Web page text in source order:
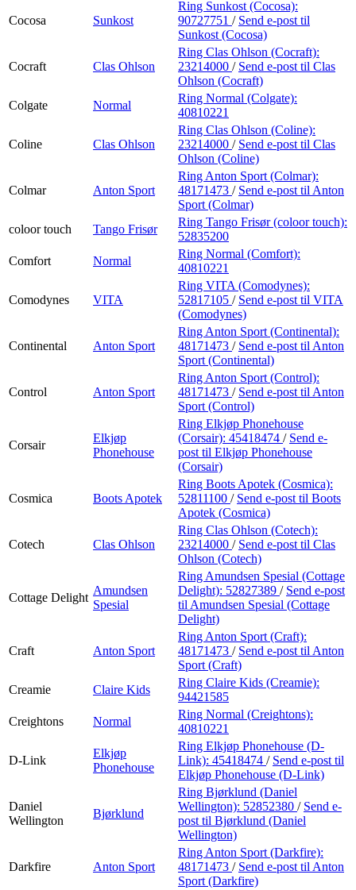
Cocosa Sunkost
Ring Sunkost (Cocosa):
90727751 / Send e-post til
Sunkost (Cocosa)
Cocraft Clas Ohlson
Ring Clas Ohlson (Cocraft):
23214000 / Send e-post til Clas
Ohlson (Cocraft)
Colgate
Normal
Ring Normal (Colgate):
40810221
Coline Clas Ohlson
Ring Clas Ohlson (Coline):
23214000 / Send e-post til Clas
Ohlson (Coline)
Colmar Anton Sport
Ring Anton Sport (Colmar):
48171473 / Send e-post til Anton
Sport (Colmar)
coloor touch
Tango Frisør
Ring Tango Frisør (coloor touch):
52835200
Comfort
Normal
Ring Normal (Comfort):
40810221
Comodynes VITA
Ring VITA (Comodynes):
52817105 / Send e-post til VITA
(Comodynes)
Continental Anton Sport
Ring Anton Sport (Continental):
48171473 / Send e-post til Anton
Sport (Continental)
Control Anton Sport
Ring Anton Sport (Control):
48171473 / Send e-post til Anton
Sport (Control)
Corsair
Elkjøp
Phonehouse
Ring Elkjøp Phonehouse
(Corsair): 45418474 / Send e-
post til Elkjøp Phonehouse
(Corsair)
Cosmica Boots Apotek
Ring Boots Apotek (Cosmica):
52811100 / Send e-post til Boots
Apotek (Cosmica)
Cotech Clas Ohlson
Ring Clas Ohlson (Cotech):
23214000 / Send e-post til Clas
Ohlson (Cotech)
Cottage Delight
Amundsen
Spesial
Ring Amundsen Spesial (Cottage
Delight): 52827389 / Send e-post
til Amundsen Spesial (Cottage
Delight)
Craft Anton Sport
Ring Anton Sport (Craft):
48171473 / Send e-post til Anton
Sport (Craft)
Creamie
Claire Kids
Ring Claire Kids (Creamie):
94421585
Creightons
Normal
Ring Normal (Creightons):
40810221
D-Link
Elkjøp
Phonehouse
Ring Elkjøp Phonehouse (D-
Link): 45418474 / Send e-post til
Elkjøp Phonehouse (D-Link)
Daniel
Wellington
Bjørklund
Ring Bjørklund (Daniel
Wellington): 52852380 / Send e-
post til Bjørklund (Daniel
Wellington)
Darkfire Anton Sport
Ring Anton Sport (Darkfire):
48171473 / Send e-post til Anton
Sport (Darkfire)